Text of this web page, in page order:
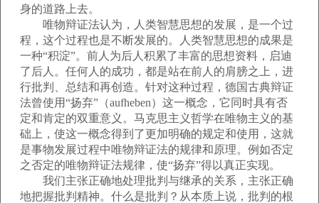
身的道路上去。
唯物辩证法认为，人类智慧思想的发展，是一个过
程，这个过程也是不断发展的。人类智慧思想的成果是
一种“积淀”。前人为后人积累了丰富的思想资料，启迪
了后人。任何人的成功，都是站在前人的肩膀之上，进
行批判、总结和再创造。针对这种过程，德国古典辩证
法曾使用“扬弃”（aufheben）这一概念，它同时具有否
定和肯定的双重意义。马克思主义哲学在唯物主义的基
础上，使这一概念得到了更加明确的规定和使用，这就
是事物发展过程中唯物辩证法的规律和原理。例如否定
之否定的唯物辩证法规律，使“扬弃”得以真正实现。
我们主张正确地处理批判与继承的关系，主张正确
地把握批判精神。什么是批判？从本质上说，批判的根